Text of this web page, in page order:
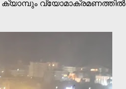
വ്യോമാക്രമണത്തില്‍